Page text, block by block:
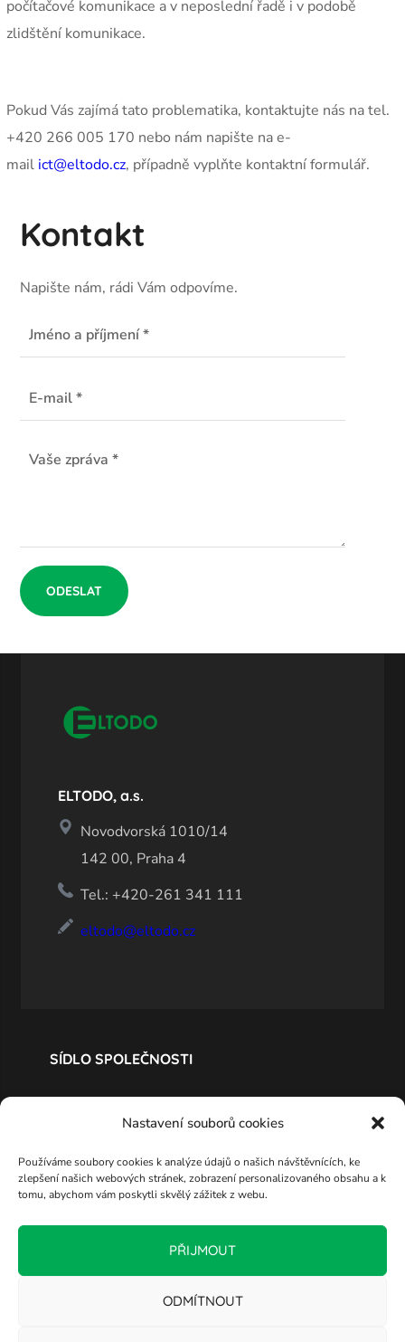
Nastavení souborů cookies
Používáme soubory cookies k analýze údajů o našich návštěvnících, ke
zlepšení našich webových stránek, zobrazení personalizovaného obsahu a k
tomu, abychom vám poskytli skvělý zážitek z webu.
PŘIJMOUT
ODMÍTNOUT
počítačové komunikace a v neposlední řadě i v podobě
zlidštění komunikace.
Pokud Vás zajímá tato problematika, kontaktujte nás na tel.
+420 266 005 170 nebo nám napište na e-
mail ict@eltodo.cz, případně vyplňte kontaktní formulář.
Kontakt
Napište nám, rádi Vám odpovíme.
ELTODO, a.s.
Novodvorská 1010/14
142 00, Praha 4
Tel.: +420-261 341 111
eltodo@eltodo.cz
SÍDLO SPOLEČNOSTI